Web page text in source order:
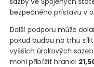
bezpečného přístavu v
Další podporu může
pokud budou na trhu
vyšších úrokových
mohl přiblížit hranici